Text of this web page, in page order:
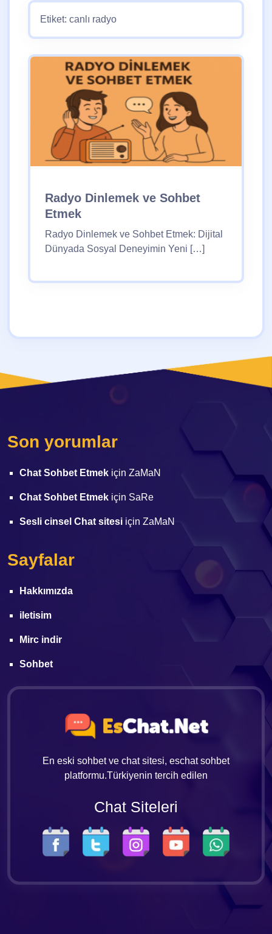
Etiket: canlı radyo
Radyo Dinlemek ve Sohbet
Etmek
Radyo Dinlemek ve Sohbet Etmek: Dijital
Dünyada Sosyal Deneyimin Yeni […]
Son yorumlar
Chat Sohbet Etmek için ZaMaN
Chat Sohbet Etmek için SaRe
Sesli cinsel Chat sitesi için ZaMaN
En eski sohbet ve chat sitesi, eschat sohbet
platformu.Türkiyenin tercih edilen
Chat Siteleri
Sayfalar
Hakkımızda
iletisim
Mirc indir
Sohbet